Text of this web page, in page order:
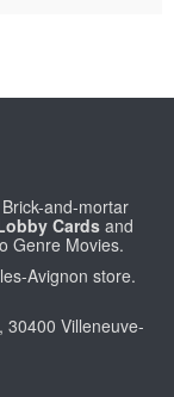
and-mortar
Cards and
Genre Movies.
Avignon store.
30400 Villeneuve-